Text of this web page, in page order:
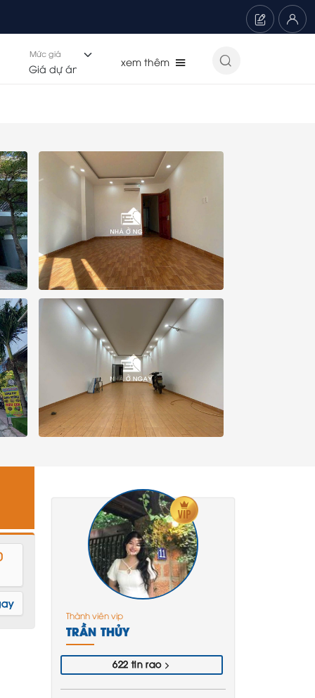
Mức giá
Thành viên vip
TRẦN THỦY
622 tin rao